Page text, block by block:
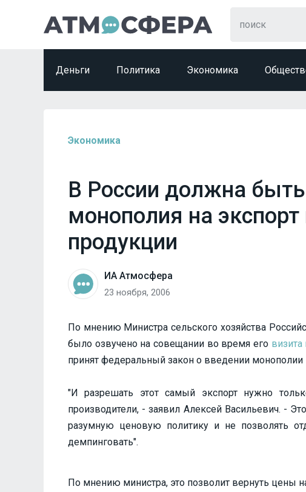
Деньги Политика Экономика
Экономика
В России должна
монополия на экспорт
продукции
ИА Атмосфера
23 ноября, 2006
По мнению Министра сельского хозяйства
было озвучено на совещании во время его визита
принят федеральный закон о введении монополии
"И разрешать этот самый экспорт нужно
производители, - заявил Алексей Васильевич. -
разумную ценовую политику и не позволять
демпинговать".
По мнению министра, это позволит вернуть цены